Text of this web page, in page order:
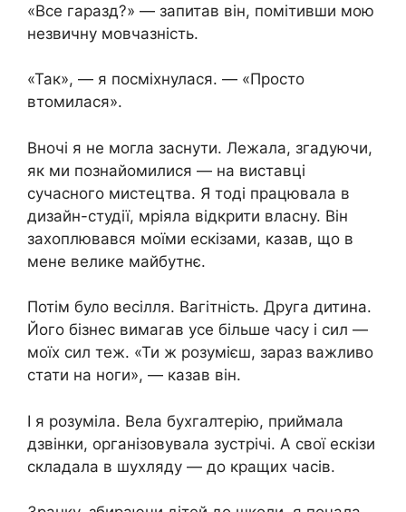
«Все гаразд?» — запитав він, помітивши мою
незвичну мовчазність.
«Так», — я посміхнулася. — «Просто
втомилася».
Вночі я не могла заснути. Лежала, згадуючи,
як ми познайомилися — на виставці
сучасного мистецтва. Я тоді працювала в
дизайн-студії, мріяла відкрити власну. Він
захоплювався моїми ескізами, казав, що в
мене велике майбутнє.
Потім було весілля. Вагітність. Друга дитина.
Його бізнес вимагав усе більше часу і сил —
моїх сил теж. «Ти ж розумієш, зараз важливо
стати на ноги», — казав він.
І я розуміла. Вела бухгалтерію, приймала
дзвінки, організовувала зустрічі. А свої ескізи
складала в шухляду — до кращих часів.